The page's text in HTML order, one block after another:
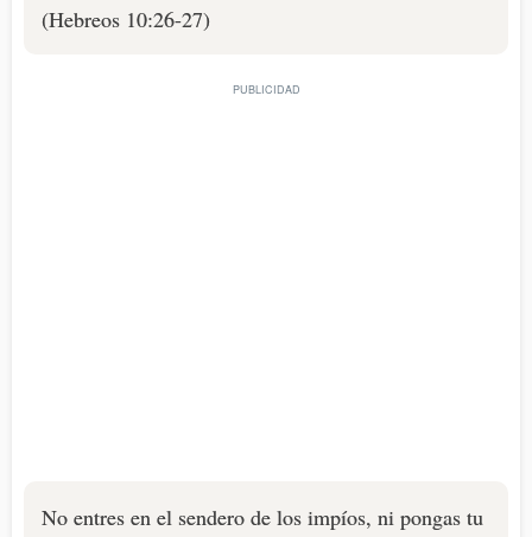
(Hebreos 10:26-27)
No entres en el sendero de los impíos, ni pongas tu